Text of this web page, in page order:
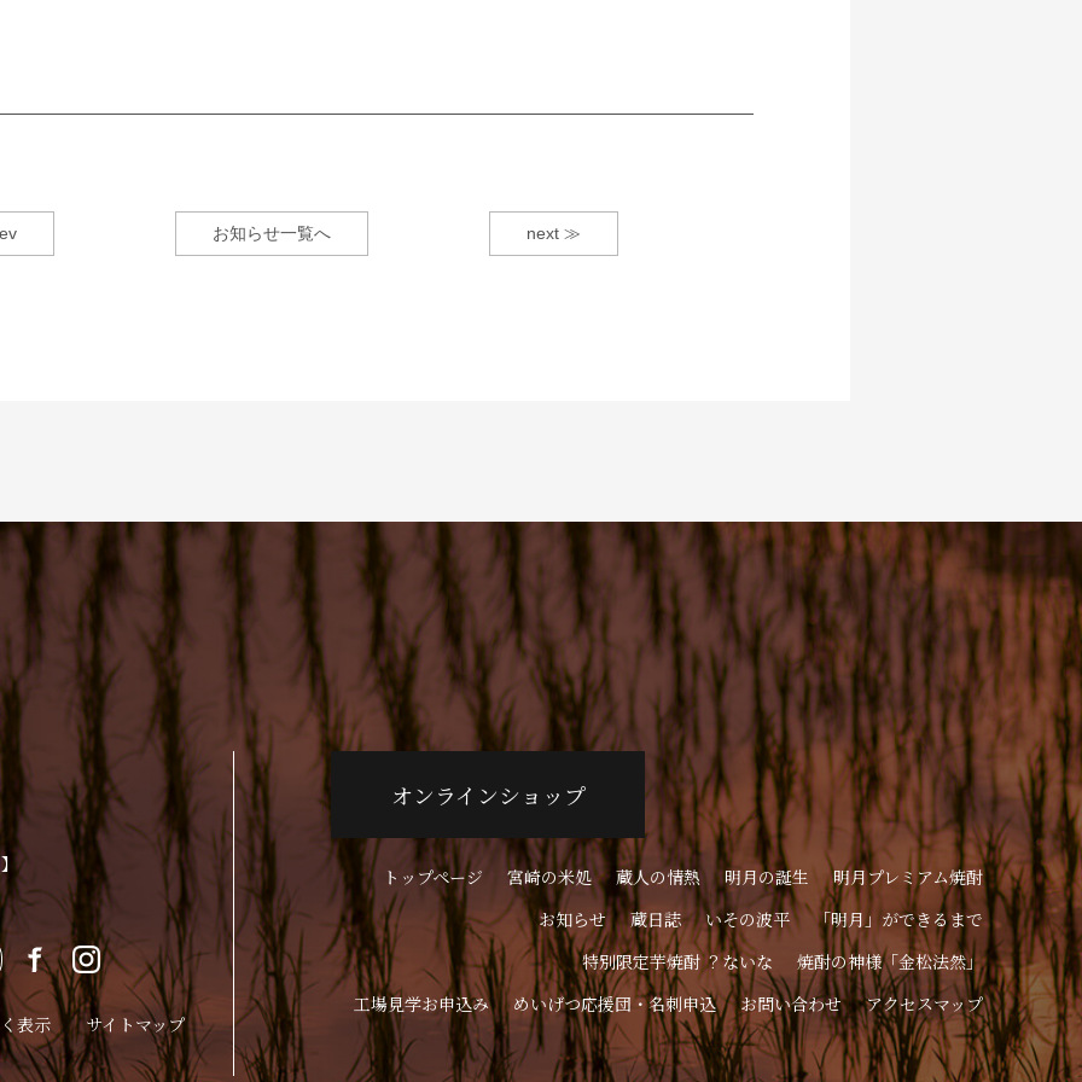
お知らせ一覧へ next ≫
表示 サイトマップ
オンラインショップ
トップページ 宮崎の米処 蔵人の情熱 明月の誕生
明月プレミアム焼酎
お知らせ
蔵日誌 いその波平
「明月」ができるまで
特別限定芋焼酎 ？ないな
焼酎の神様「金松法然」
工場見学お申込み
めいげつ応援団・名刺申込 お問い合わせ アクセスマップ